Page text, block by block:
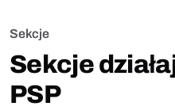
Sekcje
Sekcje
PSP